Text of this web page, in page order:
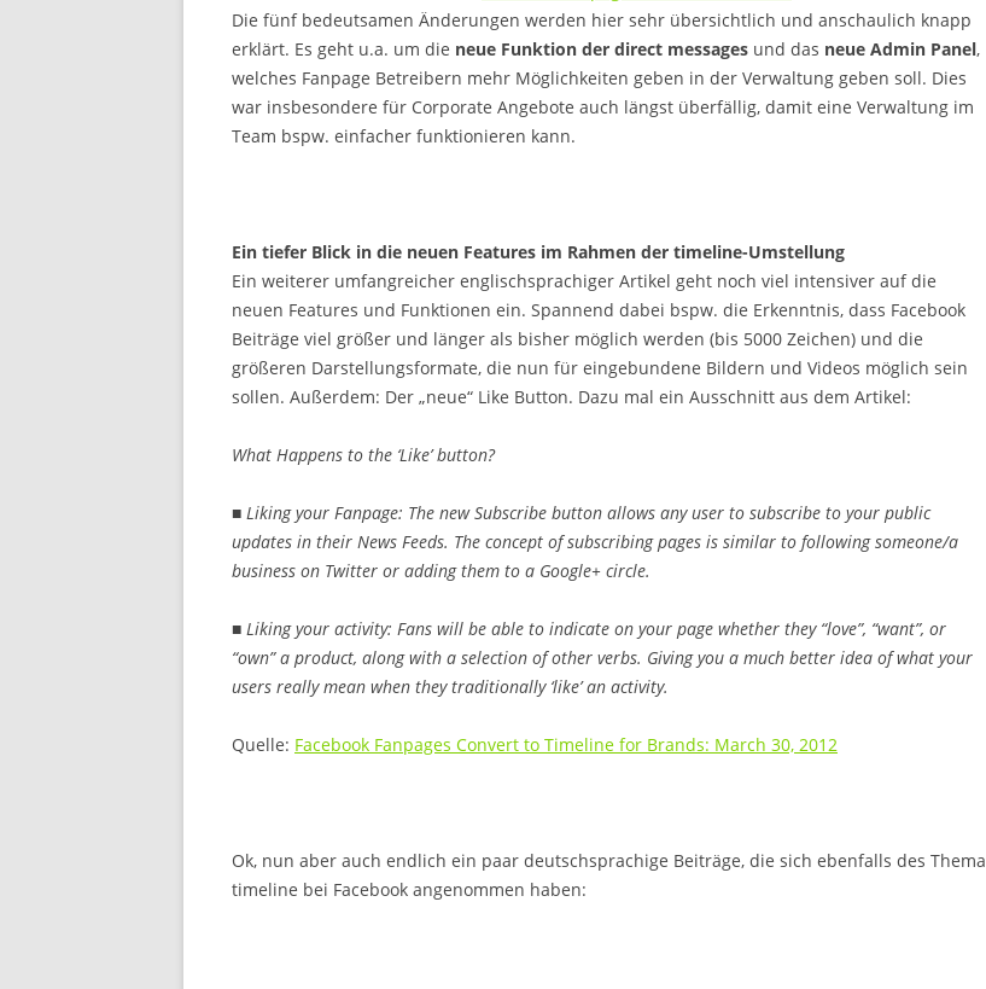
Die fünf bedeutsamen Änderungen werden hier sehr übersichtlich und anschaulich knapp
erklärt. Es geht u.a. um die neue Funktion der direct messages und das neue Admin Panel,
welches Fanpage Betreibern mehr Möglichkeiten geben in der Verwaltung geben soll. Dies
war insbesondere für Corporate Angebote auch längst überfällig, damit eine Verwaltung im
Team bspw. einfacher funktionieren kann.
Ein tiefer Blick in die neuen Features im Rahmen der timeline-Umstellung
Ein weiterer umfangreicher englischsprachiger Artikel geht noch viel intensiver auf die
neuen Features und Funktionen ein. Spannend dabei bspw. die Erkenntnis, dass Facebook
Beiträge viel größer und länger als bisher möglich werden (bis 5000 Zeichen) und die
größeren Darstellungsformate, die nun für eingebundene Bildern und Videos möglich sein
sollen. Außerdem: Der „neue“ Like Button. Dazu mal ein Ausschnitt aus dem Artikel:
What Happens to the ‘Like’ button?
■ Liking your Fanpage: The new Subscribe button allows any user to subscribe to your public
updates in their News Feeds. The concept of subscribing pages is similar to following someone/a
business on Twitter or adding them to a Google+ circle.
■ Liking your activity: Fans will be able to indicate on your page whether they “love”, “want”, or
“own” a product, along with a selection of other verbs. Giving you a much better idea of what your
users really mean when they traditionally ‘like’ an activity.
Quelle: Facebook Fanpages Convert to Timeline for Brands: March 30, 2012
Ok, nun aber auch endlich ein paar deutschsprachige Beiträge, die sich ebenfalls des Thema
timeline bei Facebook angenommen haben: